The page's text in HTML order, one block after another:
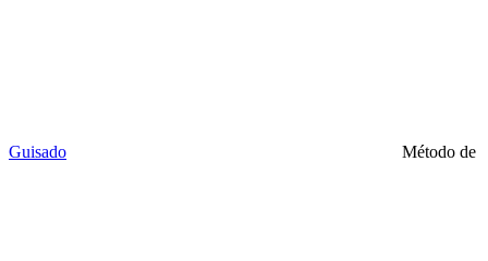
Guisado Método de